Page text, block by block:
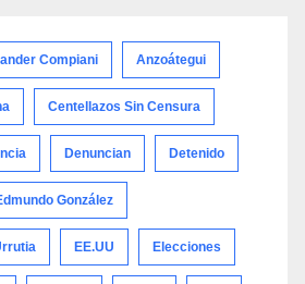
Compiani Anzoátegui
Centellazos Sin Censura
Denuncian Detenido
González
EE.UU Elecciones